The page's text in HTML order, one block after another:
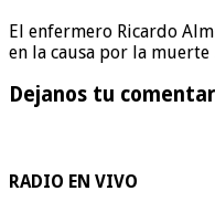
El enfermero Ricardo
en la causa por la
Dejanos tu
RADIO EN VIVO